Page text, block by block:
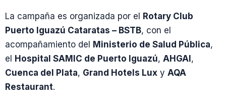
La campaña es organizada por el Rotary Club
Puerto Iguazú Cataratas – BSTB, con el
acompañamiento del Ministerio de Salud Pública,
el Hospital SAMIC de Puerto Iguazú, AHGAI,
Cuenca del Plata, Grand Hotels Lux y AQA
Restaurant.